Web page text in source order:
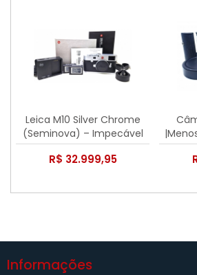
Leica M10 Silver Chrome
(Seminova) – Impecável
R$ 32.999,95
Hand
Informações